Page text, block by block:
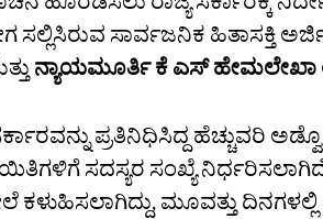
ಸಾರ್ವಜನಿಕ ಹಿತಾಸಕ್ತಿ
ನ್ಯಾಯಮೂರ್ತಿ ಕೆ ಎಸ್‌ ಹೇಮಲೇಖಾ
ಪ್ರತಿನಿಧಿಸಿದ್ದ ಹೆಚ್ಚುವರಿ
ಸದಸ್ಯರ ಸಂಖ್ಯೆ
ಕಳುಹಿಸಲಾಗಿದ್ದು, ಮೂವತ್ತು